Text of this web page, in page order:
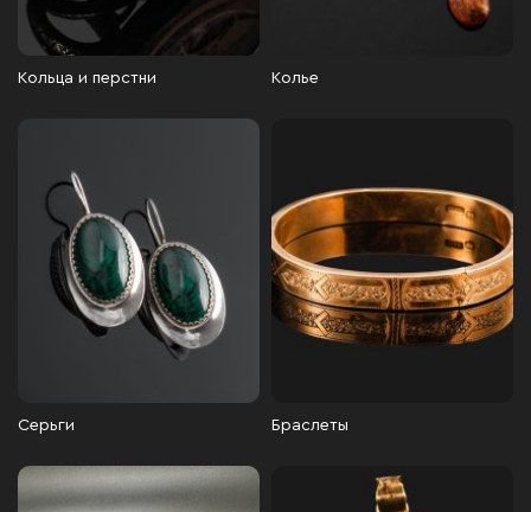
Кольца и перстни Колье
Серьги Браслеты